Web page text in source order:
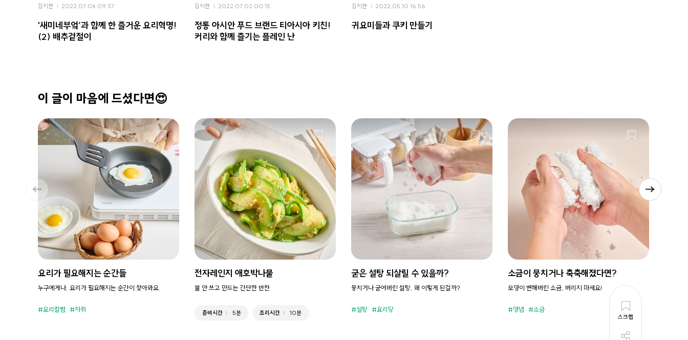
스크랩
김지현 2022.07.04 09:37
'새미네부엌’과 함께 한 즐거운 요리혁명!
(2) 배추겉절이
김지현 2022.07.02 00:15
정통 아시안 푸드 브랜드 티아시아 키친!
커리와 함께 즐기는 플레인 난
김지현 2022.05.10 16:56
귀요미들과 쿠키 만들기
이 글이 마음에 드셨다면😍
요리가 필요해지는 순간들
누구에게나, 요리가 필요해지는 순간이 찾아와요.
요리칼럼 자취
전자레인지 애호박나물
불 안 쓰고 만드는 간단한 반찬
준비시간 5분 조리시간 10분
굳은 설탕 되살릴 수 있을까?
뭉치거나 굳어버린 설탕, 왜 이렇게 된걸까?
설탕 요리당
소금이 뭉치거나 축축해졌다면?
모양이 변해버린 소금, 버리지 마세요!
양념 소금